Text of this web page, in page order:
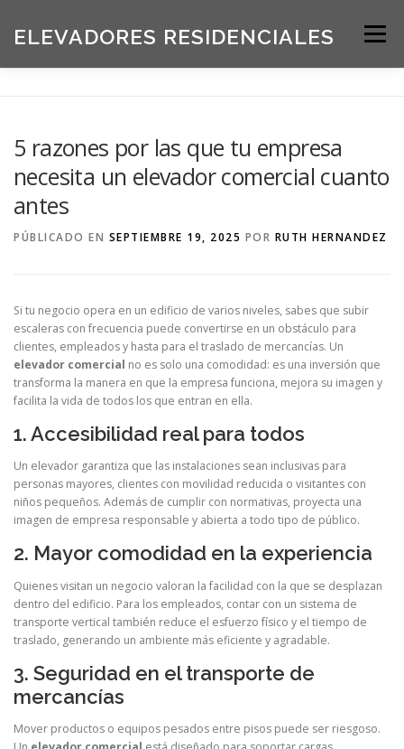
contenido
ELEVADORES RESIDENCIALES Menú
SOLICITE UNA COTIZACIÓN BLOG
ACERCA DE NOSOTROS
5 razones por las que tu empresa
necesita un elevador comercial cuanto
antes
PÚBLICADO EN SEPTIEMBRE 19, 2025 POR RUTH HERNANDEZ
Si tu negocio opera en un edificio de varios niveles, sabes que subir
escaleras con frecuencia puede convertirse en un obstáculo para
clientes, empleados y hasta para el traslado de mercancías. Un
elevador comercial no es solo una comodidad: es una inversión que
transforma la manera en que la empresa funciona, mejora su imagen y
facilita la vida de todos los que entran en ella.
1. Accesibilidad real para todos
Un elevador garantiza que las instalaciones sean inclusivas para
personas mayores, clientes con movilidad reducida o visitantes con
niños pequeños. Además de cumplir con normativas, proyecta una
imagen de empresa responsable y abierta a todo tipo de público.
2. Mayor comodidad en la experiencia
Quienes visitan un negocio valoran la facilidad con la que se desplazan
dentro del edificio. Para los empleados, contar con un sistema de
transporte vertical también reduce el esfuerzo físico y el tiempo de
traslado, generando un ambiente más eficiente y agradable.
3. Seguridad en el transporte de
mercancías
Mover productos o equipos pesados entre pisos puede ser riesgoso.